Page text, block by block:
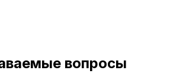
вопросы